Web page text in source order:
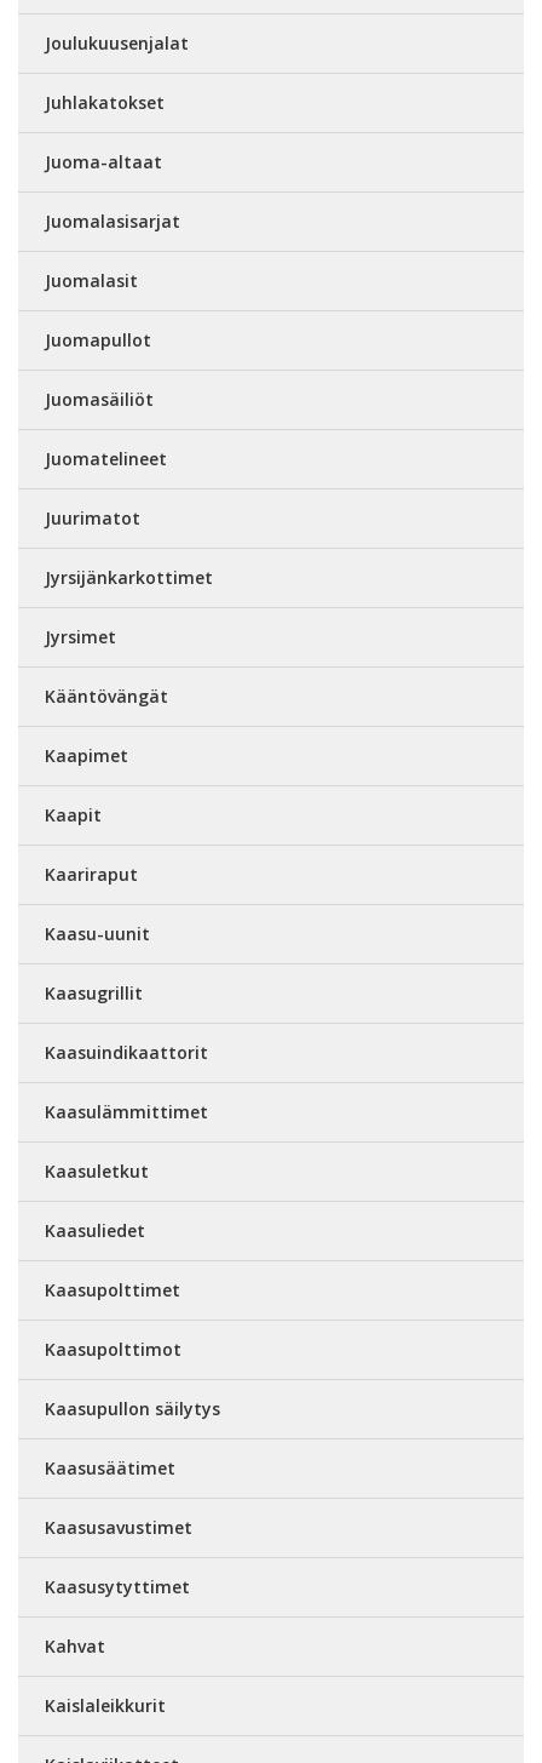
Joulukuusenjalat
Juhlakatokset
Juoma-altaat
Juomalasisarjat
Juomalasit
Juomapullot
Juomasäiliöt
Juomatelineet
Juurimatot
Jyrsijänkarkottimet
Jyrsimet
Kääntövängät
Kaapimet
Kaapit
Kaariraput
Kaasu-uunit
Kaasugrillit
Kaasuindikaattorit
Kaasulämmittimet
Kaasuletkut
Kaasuliedet
Kaasupolttimet
Kaasupolttimot
Kaasupullon säilytys
Kaasusäätimet
Kaasusavustimet
Kaasusytyttimet
Kahvat
Kaislaleikkurit